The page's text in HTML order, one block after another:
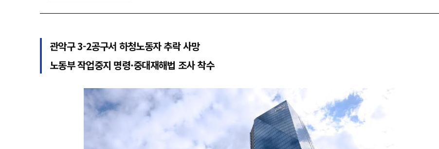
관악구 3-2공구서 하청노동자 추락 사망
노동부 작업중지 명령·중대재해법 조사 착수